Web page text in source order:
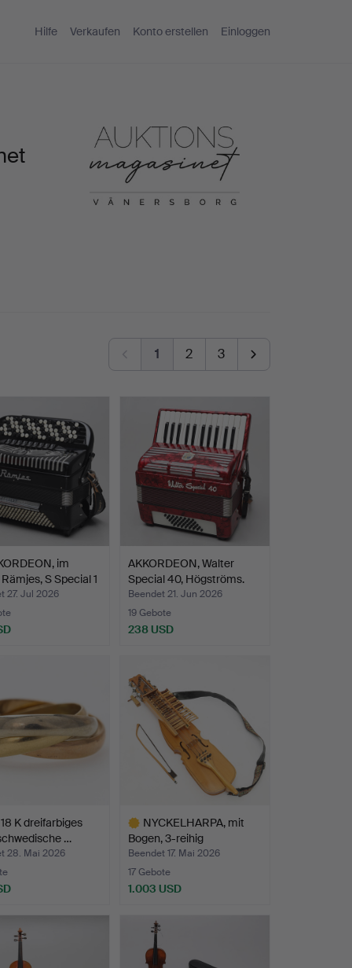
Hilfe Verkaufen Konto erstellen Einloggen
1 2 3
im
S Special 1
27. Jul 2026
AKKORDEON, Walter
Special 40, Högströms.
Beendet 21. Jun 2026
19 Gebote
238 USD
K dreifarbiges
…
28. Mai 2026
NYCKELHARPA, mit
Bogen, 3-reihig
chromatis…
Beendet 17. Mai 2026
17 Gebote
1.003 USD
Objekt